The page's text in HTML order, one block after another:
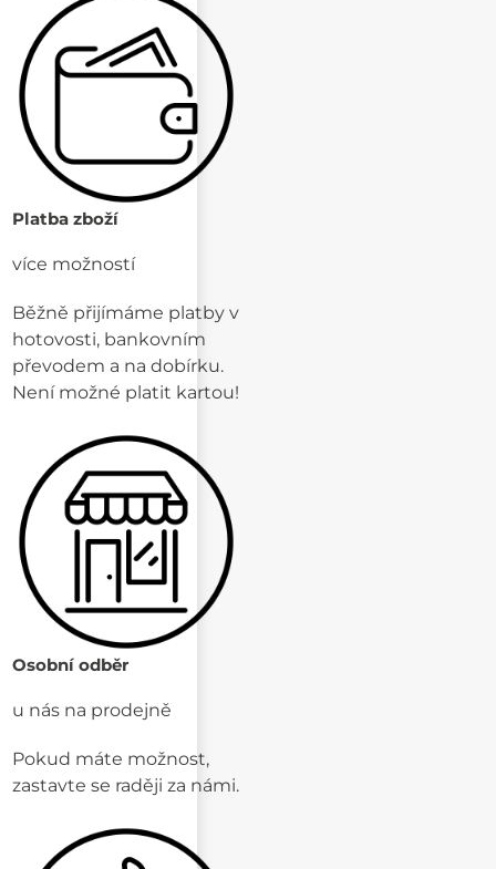
Platba zboží
více možností
Běžně přijímáme platby v
hotovosti, bankovním
převodem a na dobírku.
Není možné platit kartou!
Osobní odběr
u nás na prodejně
Pokud máte možnost,
zastavte se raději za námi.